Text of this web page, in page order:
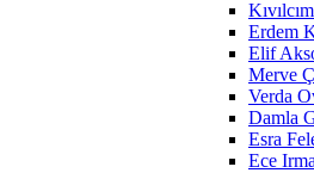
Erdem
Elif
Merve
Verda
Damla
Esra
Ece